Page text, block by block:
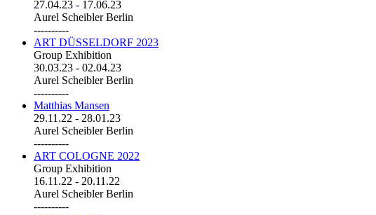
27.04.23 - 17.06.23
Aurel Scheibler Berlin
----------
ART DÜSSELDORF 2023
Group Exhibition
30.03.23 - 02.04.23
Aurel Scheibler Berlin
----------
Matthias Mansen
29.11.22 - 28.01.23
Aurel Scheibler Berlin
----------
ART COLOGNE 2022
Group Exhibition
16.11.22 - 20.11.22
Aurel Scheibler Berlin
----------